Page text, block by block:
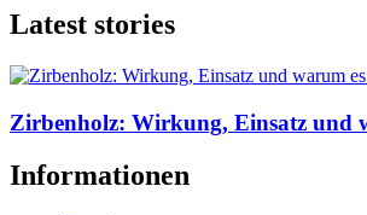
Latest stories
Zirbenholz: Wirkung, Einsatz und
Informationen